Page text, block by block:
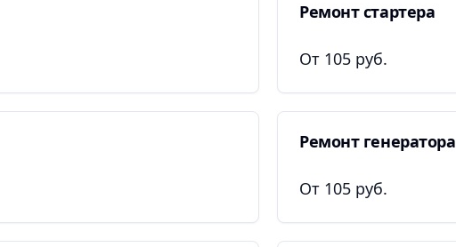
Ремонт стартера
От 105 руб.
Ремонт генератора
От 105 руб.